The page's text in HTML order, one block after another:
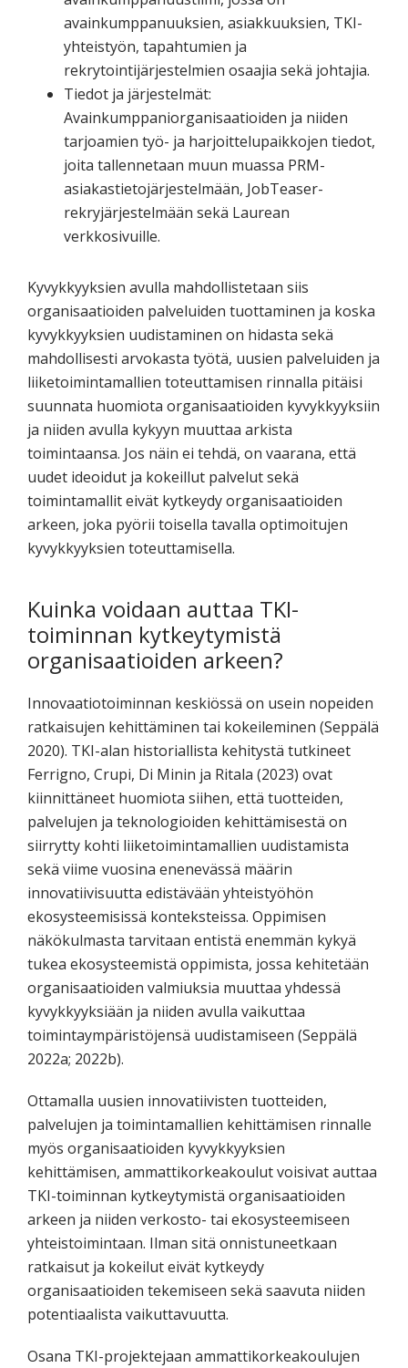
avainkumppanuuksien, asiakkuuksien, TKI-
yhteistyön, tapahtumien ja
rekrytointijärjestelmien osaajia sekä johtajia.
Tiedot ja järjestelmät:
Avainkumppaniorganisaatioiden ja niiden
tarjoamien työ- ja harjoittelupaikkojen tiedot,
joita tallennetaan muun muassa PRM-
asiakastietojärjestelmään, JobTeaser-
rekryjärjestelmään sekä Laurean
verkkosivuille.
Kyvykkyyksien avulla mahdollistetaan siis
organisaatioiden palveluiden tuottaminen ja koska
kyvykkyyksien uudistaminen on hidasta sekä
mahdollisesti arvokasta työtä, uusien palveluiden ja
liiketoimintamallien toteuttamisen rinnalla pitäisi
suunnata huomiota organisaatioiden kyvykkyyksiin
ja niiden avulla kykyyn muuttaa arkista
toimintaansa. Jos näin ei tehdä, on vaarana, että
uudet ideoidut ja kokeillut palvelut sekä
toimintamallit eivät kytkeydy organisaatioiden
arkeen, joka pyörii toisella tavalla optimoitujen
kyvykkyyksien toteuttamisella.
Kuinka voidaan auttaa TKI-
toiminnan kytkeytymistä
organisaatioiden arkeen?
Innovaatiotoiminnan keskiössä on usein nopeiden
ratkaisujen kehittäminen tai kokeileminen (Seppälä
2020). TKI-alan historiallista kehitystä tutkineet
Ferrigno, Crupi, Di Minin ja Ritala (2023) ovat
kiinnittäneet huomiota siihen, että tuotteiden,
palvelujen ja teknologioiden kehittämisestä on
siirrytty kohti liiketoimintamallien uudistamista
sekä viime vuosina enenevässä määrin
innovatiivisuutta edistävään yhteistyöhön
ekosysteemisissä konteksteissa. Oppimisen
näkökulmasta tarvitaan entistä enemmän kykyä
tukea ekosysteemistä oppimista, jossa kehitetään
organisaatioiden valmiuksia muuttaa yhdessä
kyvykkyyksiään ja niiden avulla vaikuttaa
toimintaympäristöjensä uudistamiseen (Seppälä
2022a; 2022b).
Ottamalla uusien innovatiivisten tuotteiden,
palvelujen ja toimintamallien kehittämisen rinnalle
myös organisaatioiden kyvykkyyksien
kehittämisen, ammattikorkeakoulut voisivat auttaa
TKI-toiminnan kytkeytymistä organisaatioiden
arkeen ja niiden verkosto- tai ekosysteemiseen
yhteistoimintaan. Ilman sitä onnistuneetkaan
ratkaisut ja kokeilut eivät kytkeydy
organisaatioiden tekemiseen sekä saavuta niiden
potentiaalista vaikuttavuutta.
Osana TKI-projektejaan ammattikorkeakoulujen